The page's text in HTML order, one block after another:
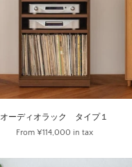
オーディオラック タイプ１
From¥114,000 in tax